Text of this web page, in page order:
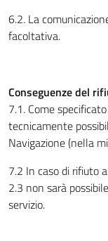
6.2. La
facoltativa.
Conseguenze del
7.1. Come
tecnicamente
Navigazione (nella
7.2 In caso di rifiuto
2.3 non sarà
servizio.